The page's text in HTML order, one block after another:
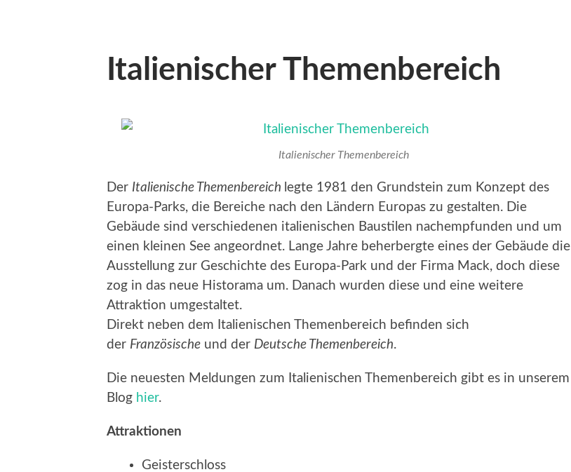
Italienischer Themenbereich
Italienischer Themenbereich
Der Italienische Themenbereich legte 1981 den Grundstein zum Konzept des
Europa-Parks, die Bereiche nach den Ländern Europas zu gestalten. Die
Gebäude sind verschiedenen italienischen Baustilen nachempfunden und um
einen kleinen See angeordnet. Lange Jahre beherbergte eines der Gebäude die
Ausstellung zur Geschichte des Europa-Park und der Firma Mack, doch diese
zog in das neue Historama um. Danach wurden diese und eine weitere
Attraktion umgestaltet.
Direkt neben dem Italienischen Themenbereich befinden sich
der Französische und der Deutsche Themenbereich.
Die neuesten Meldungen zum Italienischen Themenbereich gibt es in unserem
Blog hier.
Attraktionen
Geisterschloss